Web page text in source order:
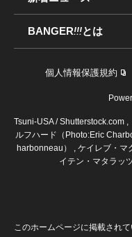
BANGER!!!とは
個人情報保護規約
Tsuni-USA / Shutterstock.com
ルフハード（Photo:Eric
harbonneau） , ケイレブ・マ
イテン・マタラッ
このホームページに掲載され